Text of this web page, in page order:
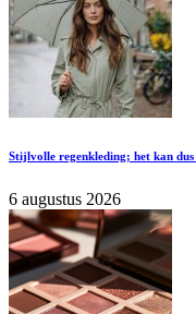
Stijlvolle regenkleding; het kan dus
6 augustus 2026